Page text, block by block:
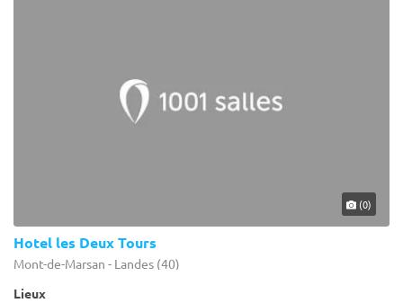
(0)
Hotel les Deux Tours
Mont-de-Marsan - Landes (40)
Lieux